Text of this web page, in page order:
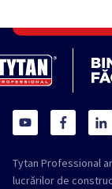
Tytan Professional
lucrărilor de